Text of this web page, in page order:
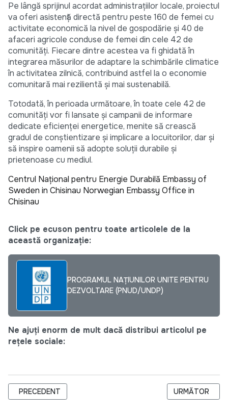
Pe lângă sprijinul acordat administrațiilor locale, proiectul
va oferi asistență directă pentru peste 160 de femei cu
activitate economică la nivel de gospodărie și 40 de
afaceri agricole conduse de femei din cele 42 de
comunități. Fiecare dintre acestea va fi ghidată în
integrarea măsurilor de adaptare la schimbările climatice
în activitatea zilnică, contribuind astfel la o economie
comunitară mai rezilientă și mai sustenabilă.
Totodată, în perioada următoare, în toate cele 42 de
comunități vor fi lansate și campanii de informare
dedicate eficienței energetice, menite să crească
gradul de conștientizare și implicare a locuitorilor, dar și
să inspire oamenii să adopte soluții durabile și
prietenoase cu mediul.
Centrul Național pentru Energie Durabilă Embassy of
Sweden in Chisinau Norwegian Embassy Office in
Chisinau
Click pe ecuson pentru toate articolele de la
această organizație:
PROGRAMUL NAȚIUNILOR UNITE PENTRU
DEZVOLTARE (PNUD/UNDP)
Ne ajuți enorm de mult dacă distribui articolul pe
rețele sociale:
ARTICOL PRECEDENT: AUTORITĂȚI LOCALE INSTRUITE SĂ
PRECEDENT ARTICOLUL
URMĂTOR